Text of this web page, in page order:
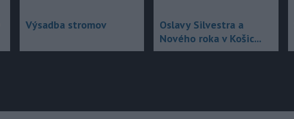
Výsadba stromov
Oslavy Silvestra a
Nového roka v Košic...